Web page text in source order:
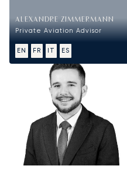
ALEXANDRE ZIMMERMANN
Private Aviation Advisor
EN FR IT ES